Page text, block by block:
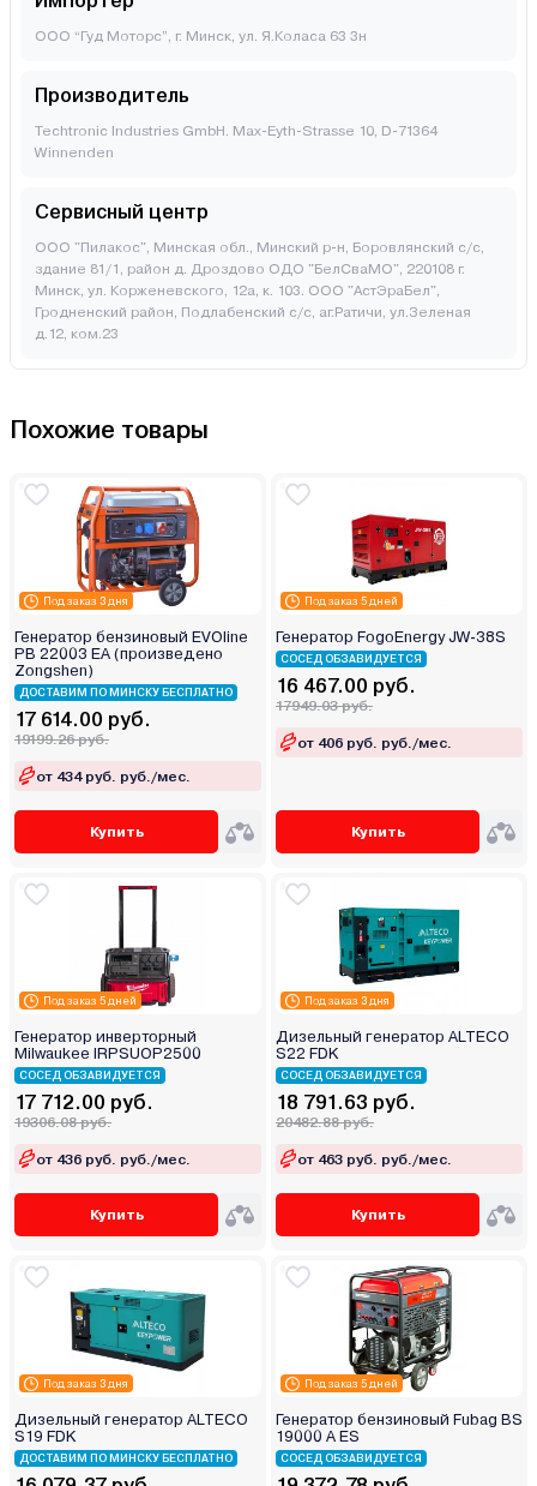
ООО “Гуд Моторс”, г. Минск, ул. Я.Коласа 63 3н
Производитель
Techtronic Industries GmbH. Max-Eyth-Strasse 10, D-71364
Winnenden
Сервисный центр
ООО "Пилакос", Минская обл., Минский р-н, Боровлянский с/с,
здание 81/1, район д. Дроздово ОДО "БелСваМО", 220108 г.
Минск, ул. Корженевского, 12а, к. 103. ООО "АстЭраБел",
Гродненский район, Подлабенский с/с, аг.Ратичи, ул.Зеленая
д.12, ком.23
Похожие товары
Под заказ 3 дня
Генератор бензиновый EVOline
PB 22003 EA (произведено
Zongshen)
ДОСТАВИМ ПО МИНСКУ БЕСПЛАТНО
17 614.00 руб.
19199.26 руб.
от 434 руб. руб./мес.
Купить
Под заказ 5 дней
Генератор FogoEnergy JW-38S
СОСЕД ОБЗАВИДУЕТСЯ
16 467.00 руб.
17949.03 руб.
от 406 руб. руб./мес.
Купить
Под заказ 5 дней
Генератор инверторный
Milwaukee IRPSUOP2500
СОСЕД ОБЗАВИДУЕТСЯ
17 712.00 руб.
19306.08 руб.
от 436 руб. руб./мес.
Купить
Под заказ 3 дня
Дизельный генератор ALTECO
S22 FDK
СОСЕД ОБЗАВИДУЕТСЯ
18 791.63 руб.
20482.88 руб.
от 463 руб. руб./мес.
Купить
Под заказ 3 дня
Дизельный генератор ALTECO
S19 FDK
ДОСТАВИМ ПО МИНСКУ БЕСПЛАТНО
Под заказ 5 дней
Генератор бензиновый Fubag BS
19000 A ES
СОСЕД ОБЗАВИДУЕТСЯ